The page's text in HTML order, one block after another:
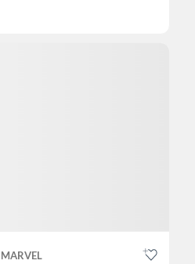
MARVEL